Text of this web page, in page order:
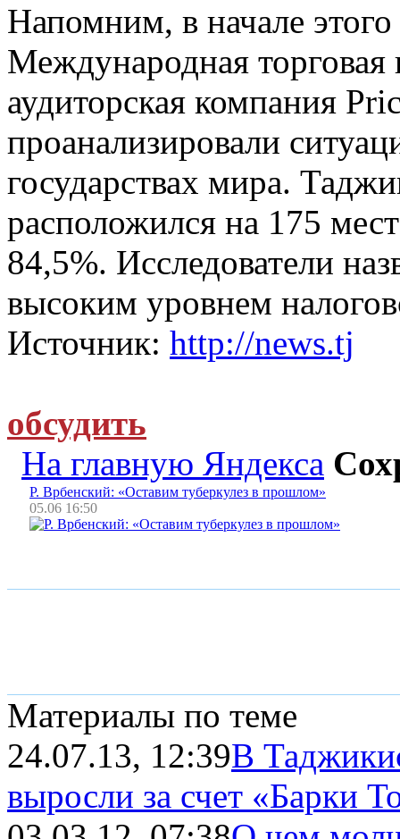
Напомним, в начале
Международная
аудиторская компания
проанализировали
государствах мира.
расположился на 175
84,5%. Исследователи
высоким уровнем
Источник: http://news.tj
обсудить
На главную Яндекса
Р. Врбенский: «Оставим туберкулез в прошлом»
05.06 16:50
Материалы по теме
24.07.13, 12:39В
выросли за счет «Барки